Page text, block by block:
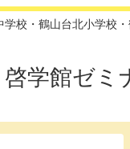
学校・鶴山台北小学校
啓学館ゼミ